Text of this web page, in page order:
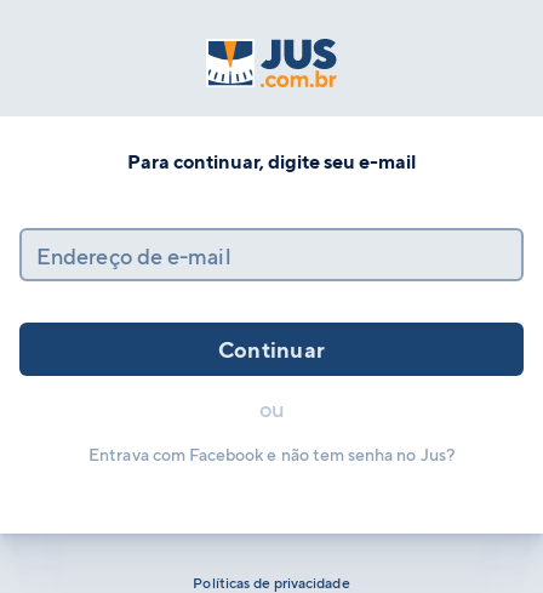
Para continuar, digite seu e-mail
Endereço de e-mail
Continuar
ou
Entrava com Facebook e não tem senha no Jus?
Políticas de privacidade